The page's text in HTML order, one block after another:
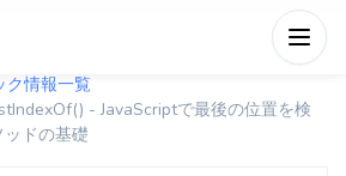
ク情報一覧
- JavaScriptで最後の位置を検
ドの基礎